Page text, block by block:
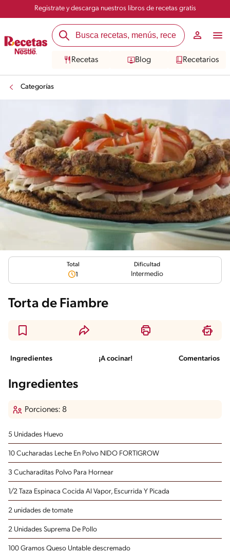
Registrate y descarga nuestros libros de recetas gratis
Recetas Blog Recetarios
Categorías
Total
1
Dificultad
Intermedio
Torta de Fiambre
Ingredientes ¡A cocinar! Comentarios
Ingredientes
Porciones: 8
5 Unidades Huevo
10 Cucharadas Leche En Polvo NIDO FORTIGROW
3 Cucharaditas Polvo Para Hornear
1/2 Taza Espinaca Cocida Al Vapor, Escurrida Y Picada
2 unidades de tomate
2 Unidades Suprema De Pollo
100 Gramos Queso Untable descremado